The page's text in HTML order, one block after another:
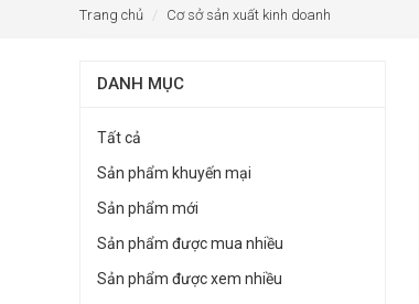
Trang chủ Cơ sở sản xuất kinh doanh
DANH MỤC
Tất cả
Sản phẩm khuyến mại
Sản phẩm mới
Sản phẩm được mua nhiều
Sản phẩm được xem nhiều